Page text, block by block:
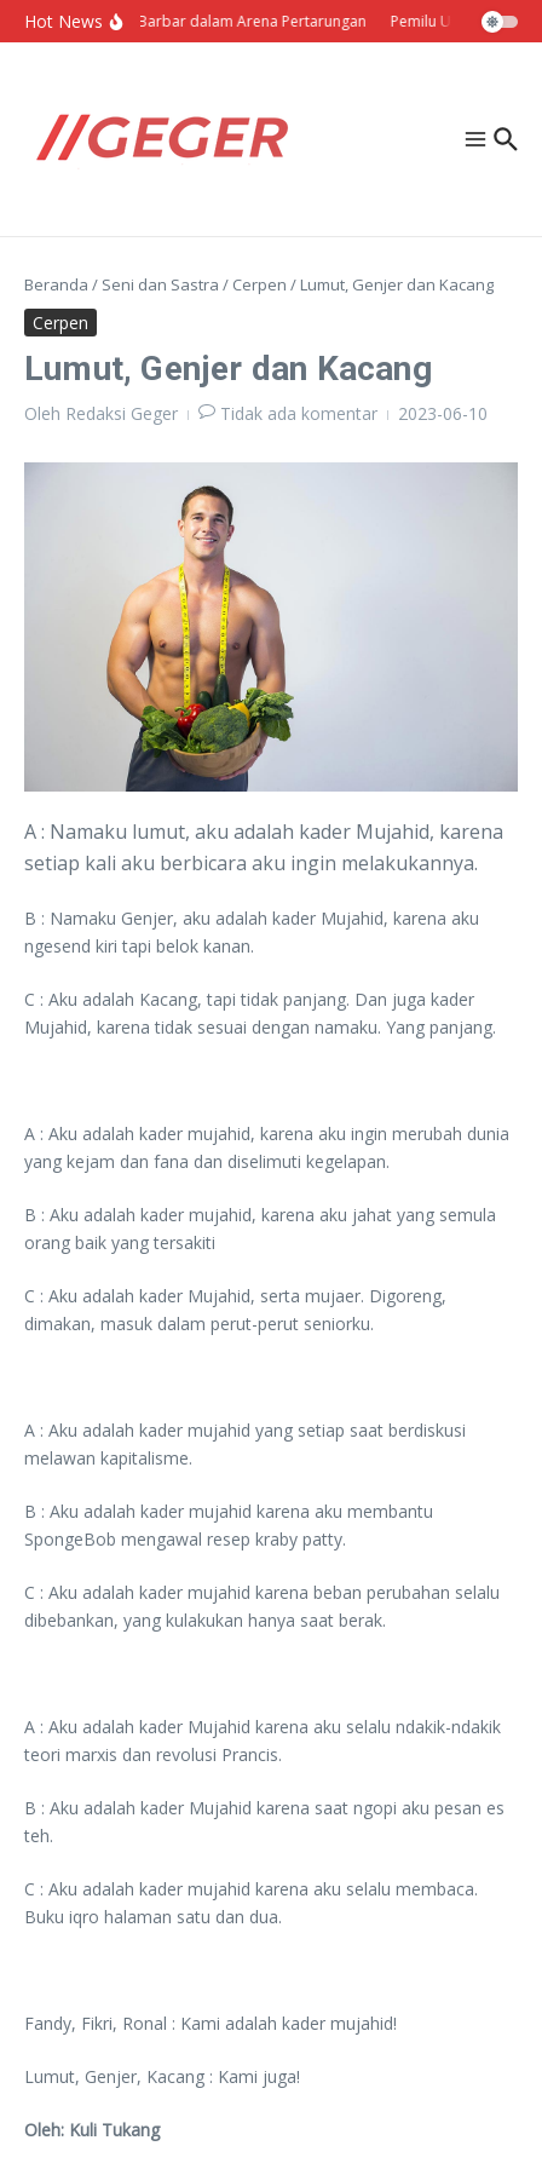
Lewati ke konten
Hot NewsPolitik Barbar dalam Arena Pertarungan Pemilu Ukraina: Milih
Beranda / Seni dan Sastra / Cerpen / Lumut, Genjer dan Kacang
Cerpen
Lumut, Genjer dan Kacang
Oleh Redaksi Geger Tidak ada komentar 2023-06-10
A : Namaku lumut, aku adalah kader Mujahid, karena
setiap kali aku berbicara aku ingin melakukannya.
B : Namaku Genjer, aku adalah kader Mujahid, karena aku
ngesend kiri tapi belok kanan.
C : Aku adalah Kacang, tapi tidak panjang. Dan juga kader
Mujahid, karena tidak sesuai dengan namaku. Yang panjang.
A : Aku adalah kader mujahid, karena aku ingin merubah dunia
yang kejam dan fana dan diselimuti kegelapan.
B : Aku adalah kader mujahid, karena aku jahat yang semula
orang baik yang tersakiti
C : Aku adalah kader Mujahid, serta mujaer. Digoreng,
dimakan, masuk dalam perut-perut seniorku.
A : Aku adalah kader mujahid yang setiap saat berdiskusi
melawan kapitalisme.
B : Aku adalah kader mujahid karena aku membantu
SpongeBob mengawal resep kraby patty.
C : Aku adalah kader mujahid karena beban perubahan selalu
dibebankan, yang kulakukan hanya saat berak.
A : Aku adalah kader Mujahid karena aku selalu ndakik-ndakik
teori marxis dan revolusi Prancis.
B : Aku adalah kader Mujahid karena saat ngopi aku pesan es
teh.
C : Aku adalah kader mujahid karena aku selalu membaca.
Buku iqro halaman satu dan dua.
Fandy, Fikri, Ronal : Kami adalah kader mujahid!
Lumut, Genjer, Kacang : Kami juga!
Oleh: Kuli Tukang